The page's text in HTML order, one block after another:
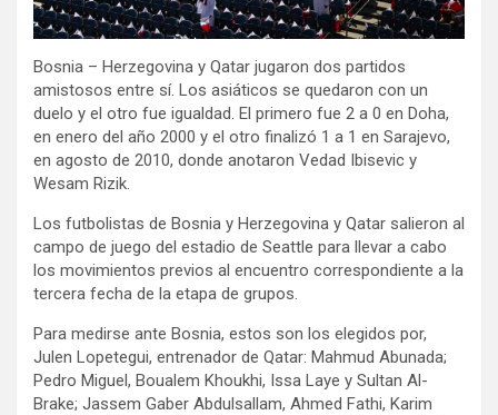
Bosnia – Herzegovina y Qatar jugaron dos partidos
amistosos entre sí. Los asiáticos se quedaron con un
duelo y el otro fue igualdad. El primero fue 2 a 0 en Doha,
en enero del año 2000 y el otro finalizó 1 a 1 en Sarajevo,
en agosto de 2010, donde anotaron Vedad Ibisevic y
Wesam Rizik.
Los futbolistas de Bosnia y Herzegovina y Qatar salieron al
campo de juego del estadio de Seattle para llevar a cabo
los movimientos previos al encuentro correspondiente a la
tercera fecha de la etapa de grupos.
Para medirse ante Bosnia, estos son los elegidos por,
Julen Lopetegui, entrenador de Qatar: Mahmud Abunada;
Pedro Miguel, Boualem Khoukhi, Issa Laye y Sultan Al-
Brake; Jassem Gaber Abdulsallam, Ahmed Fathi, Karim